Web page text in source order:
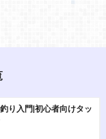
り入門|初心者向けタッ